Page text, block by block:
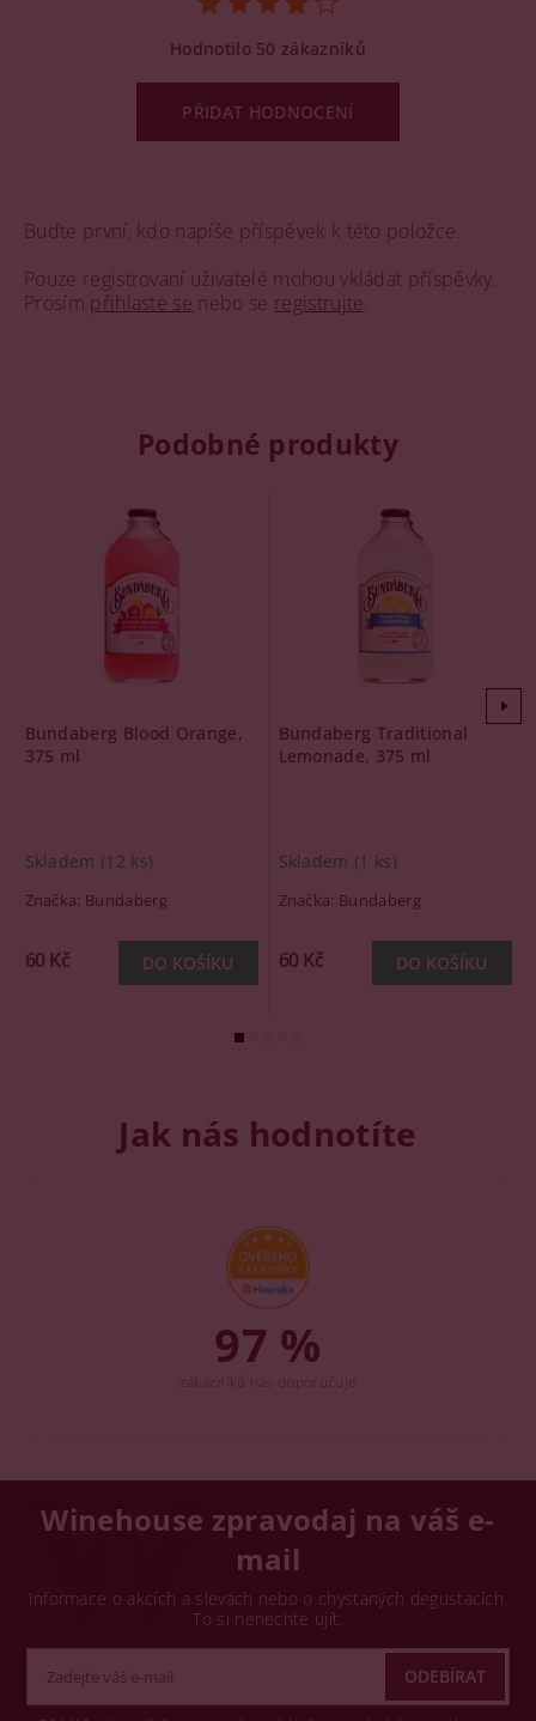
Buďte první, kdo napíše příspěvek k této položce.
Pouze registrovaní uživatelé mohou vkládat příspěvky.
Prosím přihlaste se nebo se registrujte
Hodnotilo 50 zákazníků
PŘIDAT HODNOCENÍ
Podobné produkty
Bundaberg Blood Orange,
375 ml
Skladem (12 ks)
Značka: Bundaberg
60 Kč
Bundaberg Traditional
Lemonade, 375 ml
Skladem (1 ks)
Značka: Bundaberg
60 Kč
Jak nás hodnotíte
97 %
Winehouse zpravodaj na váš e-
mail
Informace o akcích a slevách nebo o chystaných degustacích.
To si nenechte ujít.